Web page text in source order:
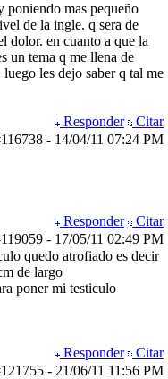
poniendo mas pequeño
de la ingle. q sera de
dolor. en cuanto a que la
un tema q me llena de
les dejo saber q tal me
Responder
Citar
- 14/04/11 07:24 PM
Responder
Citar
- 17/05/11 02:49 PM
quedo atrofiado es decir
de largo
poner mi testiculo
Responder
Citar
- 21/06/11 11:56 PM